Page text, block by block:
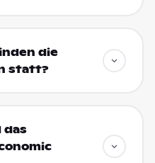
die
statt?
das